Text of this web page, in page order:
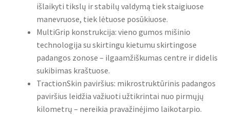
išlaikyti tikslų ir stabilų valdymą tiek staigiuose
manevruose, tiek lėtuose posūkiuose.
MultiGrip konstrukcija: vieno gumos mišinio
technologija su skirtingu kietumu skirtingose
padangos zonose – ilgaamžiškumas centre ir didelis
sukibimas kraštuose.
TractionSkin paviršius: mikrostruktūrinis padangos
paviršius leidžia važiuoti užtikrintai nuo pirmųjų
kilometrų – nereikia pravažinėjimo laikotarpio.